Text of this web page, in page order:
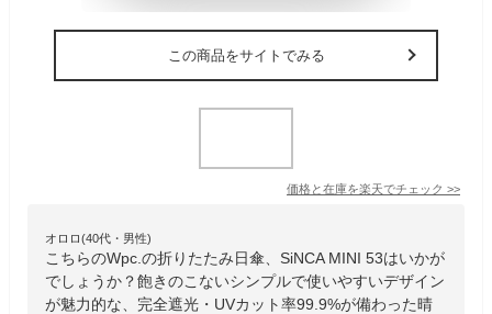
この商品をサイトでみる
価格と在庫を楽天でチェック >>
オロロ(40代・男性)
こちらのWpc.の折りたたみ日傘、SiNCA MINI 53はいかが
でしょうか？飽きのこないシンプルで使いやすいデザイン
が魅力的な、完全遮光・UVカット率99.9%が備わった晴